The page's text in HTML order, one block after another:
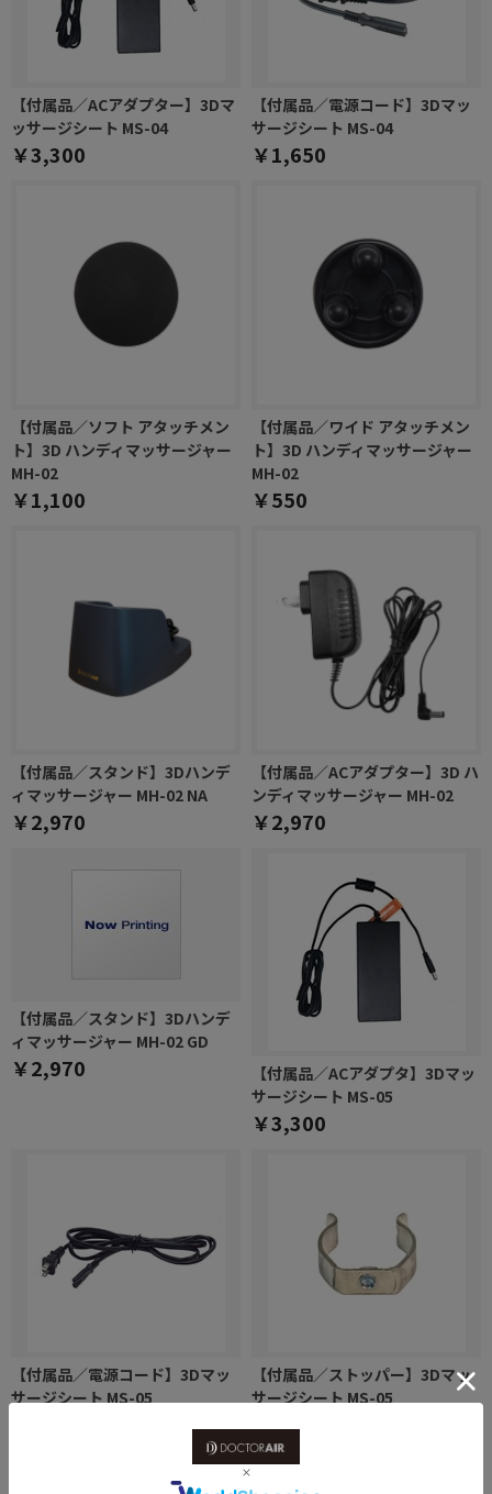
【付属品／ACアダプター】3Dマ
ッサージシート MS-04
￥3,300
【付属品／電源コード】3Dマッ
サージシート MS-04
￥1,650
【付属品／ソフト アタッチメン
ト】3D ハンディマッサージャー
MH-02
￥1,100
【付属品／ワイド アタッチメン
ト】3D ハンディマッサージャー
MH-02
￥550
【付属品／スタンド】3Dハンデ
ィマッサージャー MH-02 NA
￥2,970
【付属品／ACアダプター】3D ハ
ンディマッサージャー MH-02
￥2,970
【付属品／スタンド】3Dハンデ
ィマッサージャー MH-02 GD
￥2,970
【付属品／ACアダプタ】3Dマッ
サージシート MS-05
￥3,300
【付属品／電源コード】3Dマッ
サージシート MS-05
【付属品／ストッパー】3Dマッ
サージシート MS-05
￥1,100